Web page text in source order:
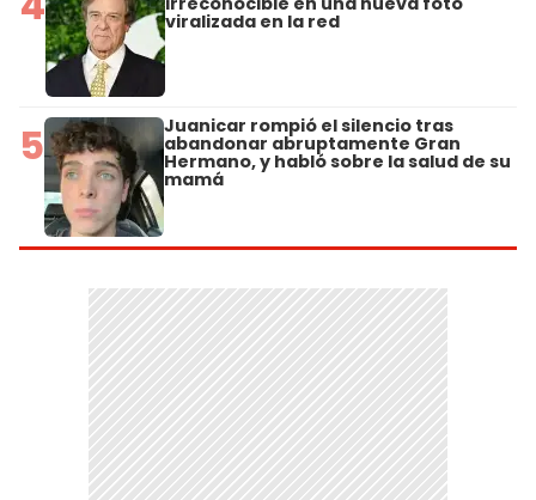
viralizada en la red
5 Juanicar rompió el silencio tras
abandonar abruptamente Gran
Hermano, y habló sobre la salud de su
mamá